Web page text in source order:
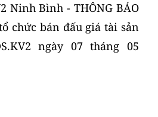
Ninh Bình - THÔNG BÁO
chức bán đấu giá tài sản
ngày 07 tháng 05